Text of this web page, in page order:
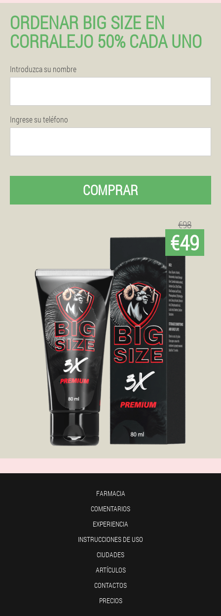
ORDENAR BIG SIZE EN
CORRALEJO 50% CADA UNO
Introduzca su nombre
Ingrese su teléfono
COMPRAR
€98
€49
FARMACIA
COMENTARIOS
EXPERIENCIA
INSTRUCCIONES DE USO
CIUDADES
ARTÍCULOS
CONTACTOS
PRECIOS